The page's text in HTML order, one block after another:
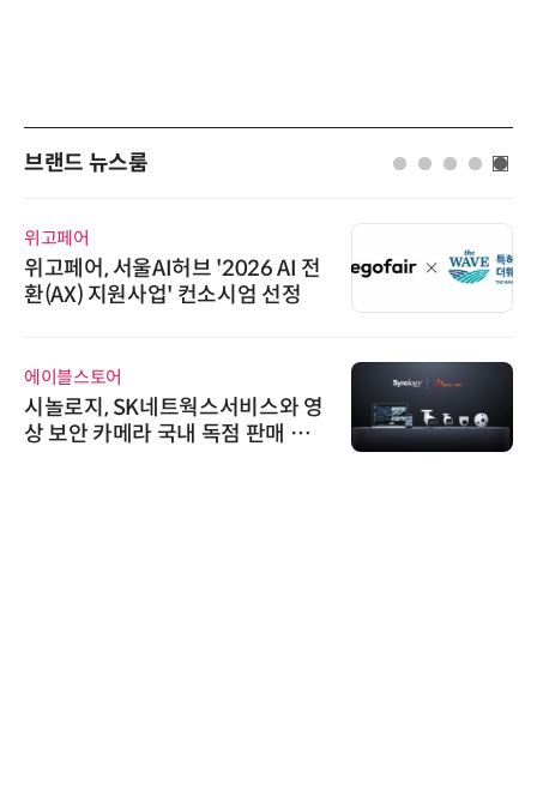
브랜드 뉴스룸
위고페어
위고페어, 서울AI허브 '2026 AI 전
환(AX) 지원사업' 컨소시엄 선정
에이블스토어
시놀로지, SK네트웍스서비스와 영
상 보안 카메라 국내 독점 판매 파